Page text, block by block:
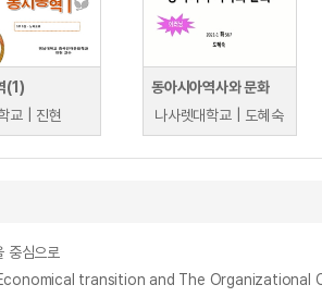
(1)
교 | 진현
동아시아역사와 문화
나사렛대학교 | 도혜숙
중심으로
Economical transition and The